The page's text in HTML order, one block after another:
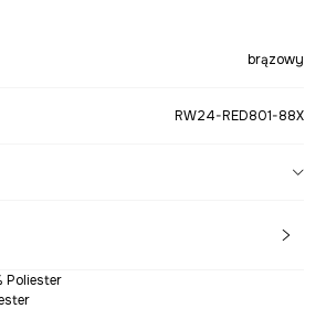
brązowy
RW24-RED801-88X
Poliester